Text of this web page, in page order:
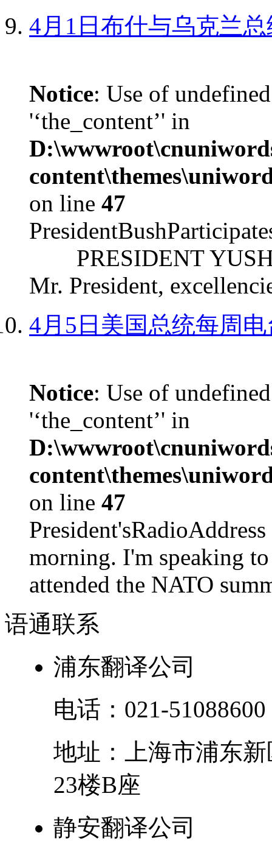
4月1日布什与乌克兰
Notice: Use of
'‘the_content’' in
on line 47
PRESIDENT
Mr. President,
4月5日美国总统每周
Notice: Use of
'‘the_content’' in
on line 47
morning. I'm speaking
attended the NATO
语通联系
浦东翻译公司
电话： 021-51088600
地址：
上海市浦东新
23楼B座
静安翻译公司